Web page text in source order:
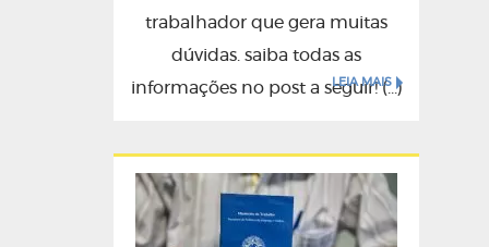
trabalhador que gera muitas
dúvidas. saiba todas as
informações no post a seguir! (...)
LEIA MAIS